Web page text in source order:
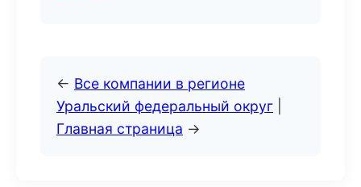
← Все компании в регионе
Уральский федеральный округ
Главная страница →